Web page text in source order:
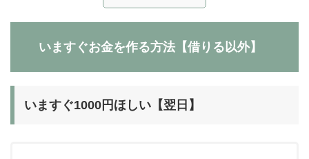
いますぐお金を作る方法【借りる以外】
いますぐ1000円ほしい【翌日】